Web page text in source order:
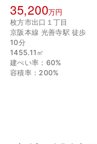
35,200万円
枚方市出口１丁目
京阪本線 光善寺駅 徒歩
10分
1455.11㎡
建ぺい率：60%
容積率：200%